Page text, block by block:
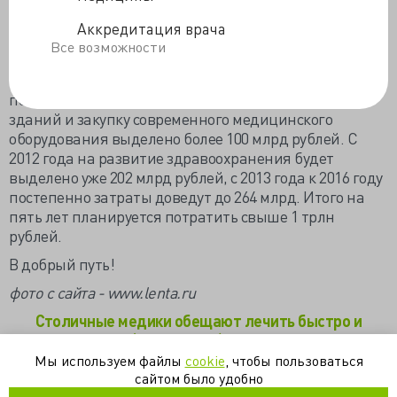
Аккредитация врача
Все возможности
Практически восстановят из руин более 40 процентов
на 60 процентов. В 35 процентах столичных больниц
полностью изношено оборудование. На капремонт
зданий и закупку современного медицинского
оборудования выделено более 100 млрд рублей. С
2012 года на развитие здравоохранения будет
выделено уже 202 млрд рублей, с 2013 года к 2016 году
постепенно затраты доведут до 264 млрд. Итого на
пять лет планируется потратить свыше 1 трлн
рублей.
В добрый путь!
фото с сайта - www.lenta.ru
Столичные медики обещают лечить быстро и
качественно (ami-tass.ru)
О программе «Столичное здравоохранение» на
2012 – 2016 годы (mosgorzdrav.ru)
Мы используем файлы cookie , чтобы пользоваться
сайтом было удобно